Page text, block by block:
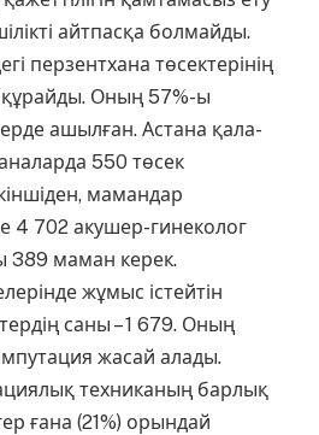
айтпасқа болмайды.
перзентхана төсектерінің
Оның 57%-ы
ашылған. Астана қала­
550 төсек
мамандар
4 702 акушер-гинеколог
389 маман керек.
жұмыс істейтін
саны – 1 679. Оның
жасай алады.
техниканың барлық
ғана (21%) орындай